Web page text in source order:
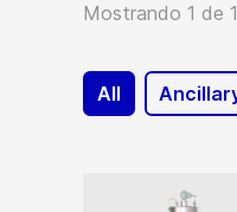
Mostrando 1 de 1
All